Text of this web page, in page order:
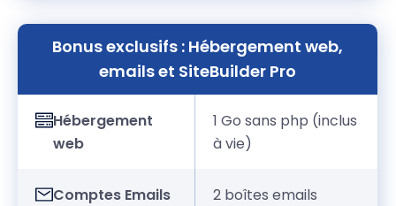
Bonus exclusifs : Hébergement web,
emails et SiteBuilder Pro
Hébergement
web
1 Go sans php (inclus
à vie)
Comptes Emails
2 boîtes emails